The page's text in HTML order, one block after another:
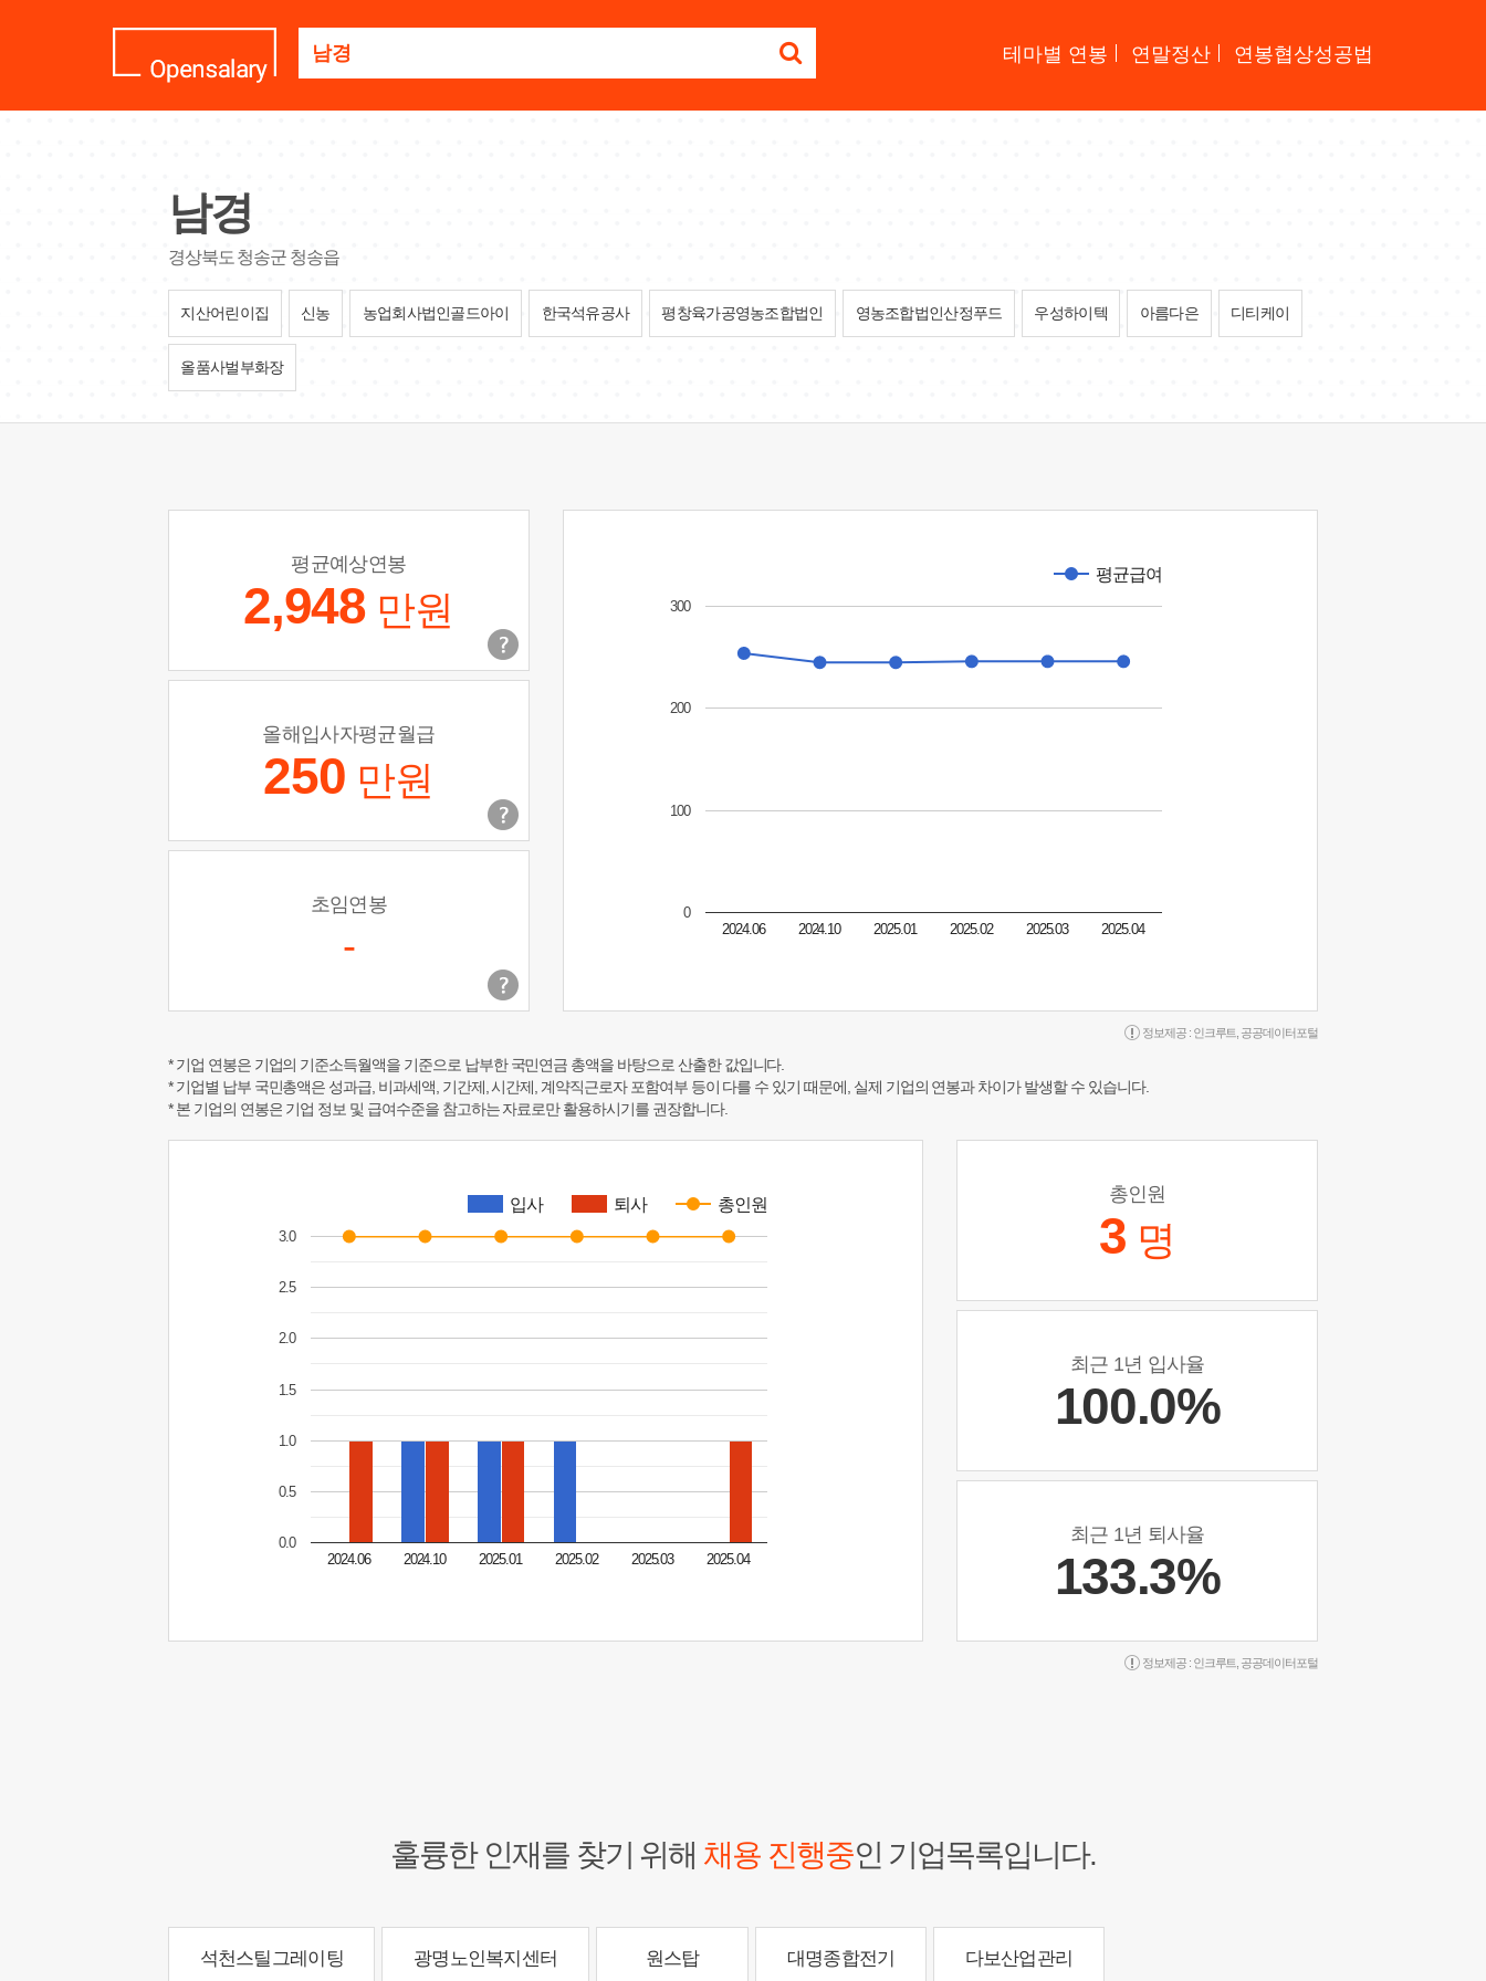
명
테마별 연봉 연말정산 연봉협상성공법
남경
경상북도 청송군 청송읍
지산어린이집 신농 농업회사법인골드아이 한국석유공사 평창육가공영농조합법인 영농조합법인산정푸드 우성하이텍 아름다은 디티케이
올품사벌부화장
평균예상연봉
2,948 만원
올해입사자평균월급
250 만원
초임연봉
-
평균급여
2024.06 2024.10 2025.01 2025.02 2025.03 2025.04
0
100
200
300
정보제공 : 인크루트 공공데이터포털
* 기업 연봉은 기업의 기준소득월액을 기준으로 납부한 국민연금 총액을 바탕으로 산출한 값입니다.
* 기업별 납부 국민총액은 성과급, 비과세액, 기간제, 시간제, 계약직근로자 포함여부 등이 다를 수 있기 때문에, 실제 기업의 연봉과 차이가 발생할 수 있습니다.
* 본 기업의 연봉은 기업 정보 및 급여수준을 참고하는 자료로만 활용하시기를 권장합니다.
입사 퇴사 총인원
2024.06 2024.10 2025.01 2025.02 2025.03 2025.04
0.0
0.5
1.0
1.5
2.0
2.5
3.0
총인원
3 명
최근 1년 입사율
100.0%
최근 1년 퇴사율
133.3%
정보제공 : 인크루트 공공데이터포털
훌륭한 인재를 찾기 위해 채용 진행중인 기업목록입니다.
석천스틸그레이팅 광명노인복지센터 원스탑 대명종합전기 다보산업관리